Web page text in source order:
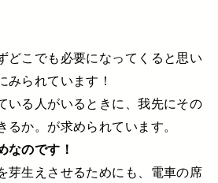
どこでも必要になってくると思い
みられています！
いる人がいるときに、我先にその
るか。が求められています。
なのです！
芽生えさせるためにも、電車の席